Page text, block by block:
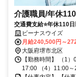
介護職員/年休
交通費支給⭐️年休110
⭕️車通勤ＯＫ✨週休2日
ビーナスウイズ
月給240,500円～
大阪府堺市北区
【勤務時間】 （1
17:00 （4）11:00